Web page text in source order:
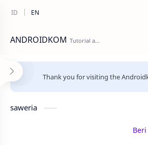
ANDROIDKOM
Thank you for visiting the
saweria
Beri